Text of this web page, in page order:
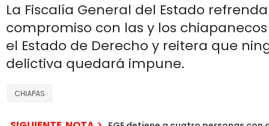
La Fiscalía General del Estado
compromiso con las y los
el Estado de Derecho y reitera que
delictiva quedará impune.
CHIAPAS